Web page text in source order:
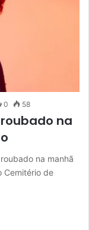
0 58
na
na manhã
Cemitério de